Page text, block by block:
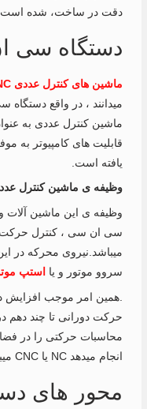
دقت در ساخت، شده است.
دستگاه سی
ماشین های کنترل عددی NC
میدانند ، در واقع
ماشین کنترل عددی به
قابلیت های کامپیوتر
یافته است.
وظیفه ی ماشین کنترل
وظیفه ی این ماشین آلات
سی ان سی ، کنترل
میباشد.نیروی محرکه در
سروو موتور و یا
استپ
حرکت دورانی تا چند دهم
محاسبات حرکتی را در
انجام میدهد NC یا CNC میباشد.
محور های